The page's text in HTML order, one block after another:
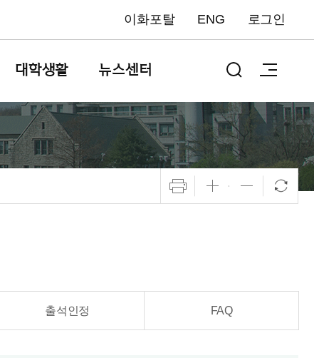
이화포탈 ENG 로그인
대학생활 뉴스센터
출석인정 FAQ